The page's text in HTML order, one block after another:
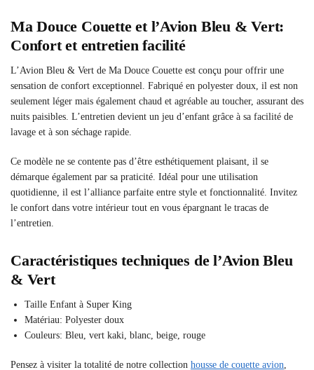
Ma Douce Couette et l’Avion Bleu & Vert:
Confort et entretien facilité
L’Avion Bleu & Vert de Ma Douce Couette est conçu pour offrir une
sensation de confort exceptionnel. Fabriqué en polyester doux, il est non
seulement léger mais également chaud et agréable au toucher, assurant des
nuits paisibles. L’entretien devient un jeu d’enfant grâce à sa facilité de
lavage et à son séchage rapide.
Ce modèle ne se contente pas d’être esthétiquement plaisant, il se
démarque également par sa praticité. Idéal pour une utilisation
quotidienne, il est l’alliance parfaite entre style et fonctionnalité. Invitez
le confort dans votre intérieur tout en vous épargnant le tracas de
l’entretien.
Caractéristiques techniques de l’Avion Bleu
& Vert
Taille Enfant à Super King
Matériau: Polyester doux
Couleurs: Bleu, vert kaki, blanc, beige, rouge
Pensez à visiter la totalité de notre collection housse de couette avion,